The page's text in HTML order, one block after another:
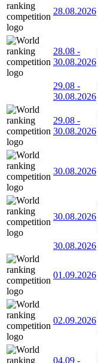
28.08.2026
28.08 -
30.08.2026
29.08 -
30.08.2026
29.08 -
30.08.2026
30.08.2026
30.08.2026
30.08.2026
01.09.2026
02.09.2026
04.09 -